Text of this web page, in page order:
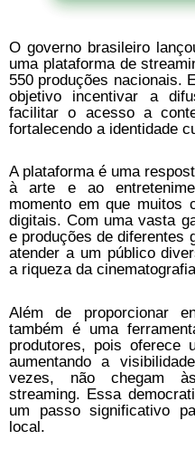
O governo brasileiro
uma plataforma de
550 produções nacionais.
objetivo incentivar a
facilitar o acesso a
fortalecendo a identidade
A plataforma é uma
à arte e ao
momento em que muitos
digitais. Com uma vasta
e produções de diferentes
atender a um público
a riqueza da
Além de proporcionar
também é uma
produtores, pois oferece
aumentando a
vezes, não chegam
streaming. Essa
um passo significativo
local.